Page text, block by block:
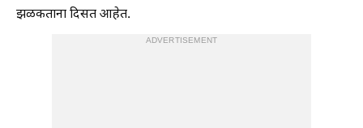
झळकताना दिसत आहेत.
ADVERTISEMENT